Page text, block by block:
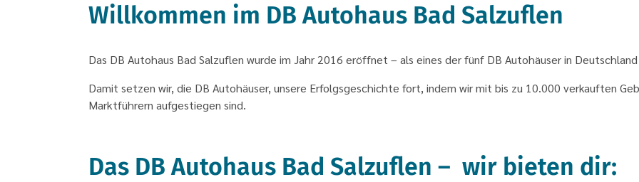
Willkommen im DB Autohaus Bad Salzuflen
Das DB Autohaus Bad Salzuflen wurde im Jahr 2016 eröffnet – als eines der fünf DB Autohäuser in
Damit setzen wir, die DB Autohäuser, unsere Erfolgsgeschichte fort, indem wir mit bis zu 10.000 verkauften
Marktführern aufgestiegen sind.
Das DB Autohaus Bad Salzuflen – wir bieten dir: